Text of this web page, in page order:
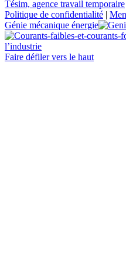
Tésim, agence travail temporaire
Politique de confidentialité |
Génie mécanique énergie
l’industrie
Faire défiler vers le haut